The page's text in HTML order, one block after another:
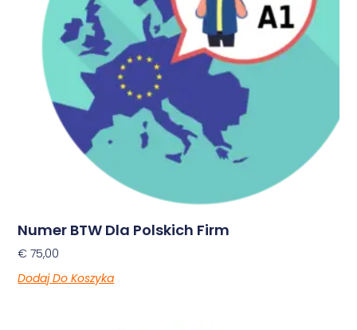
Numer BTW Dla Polskich Firm
€ 75,00
Dodaj Do Koszyka